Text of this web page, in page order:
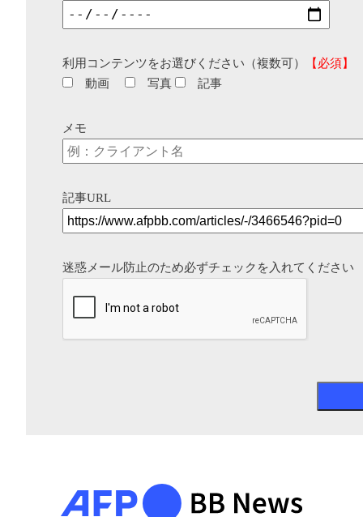
利用コンテンツをお選びください（複数可）
【必須】
動画
写真 記事
メモ
記事URL
迷惑メール防止のため必ずチェックを入れてください